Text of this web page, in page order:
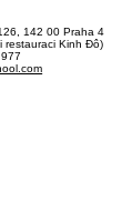
142 00 Praha 4
restauraci Kinh Đô)